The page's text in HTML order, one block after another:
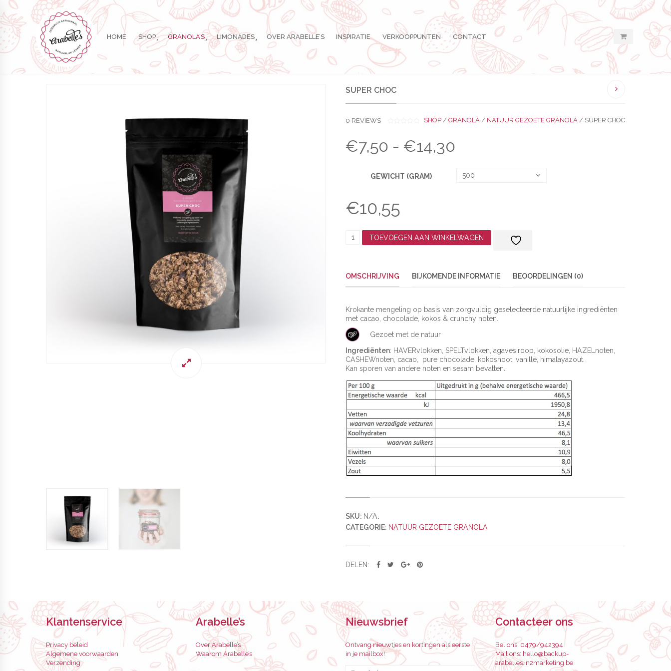
HOME SHOP GRANOLA’S LIMONADES OVER ARABELLE’S INSPIRATIE VERKOOPPUNTEN CONTACT
SUPER CHOC
0 REVIEWS
T
SHOP / GRANOLA / NATUUR GEZOETE GRANOLA / SUPER CHOC
€7,50 - €14,30
K
L
S
E
:
7
,
5
0
T
O
T
€
1
3
GEWICHT (GRAM) 500
€10,55
C
H
C
N
T
A
L
TOEVOEGEN AAN WINKELWAGEN
OMSCHRIJVING BIJKOMENDE INFORMATIE BEOORDELINGEN (0)
Krokante mengeling op basis van zorgvuldig geselecteerde natuurlijke ingrediënten
met cacao, chocolade, kokos & crunchy noten.
Gezoet met de natuur
Ingrediënten: HAVERvlokken, SPELTvlokken, agavesiroop, kokosolie, HAZELnoten,
CASHEWnoten, cacao, pure chocolade, kokosnoot, vanille, himalayazout.
Kan sporen van andere noten en sesam bevatten.
SKU: N/A.
CATEGORIE: NATUUR GEZOETE GRANOLA
DELEN:
Klantenservice
Privacy beleid
Algemene voorwaarden
Verzending
Arabelle’s
Over Arabelle’s
Waarom Arabelle’s
Nieuwsbrief
Ontvang nieuwtjes en kortingen als eerste
in je mailbox!
Contacteer ons
Bel ons: 0479/942394
Mail ons: hello@backup-
arabelles.in2marketing.be